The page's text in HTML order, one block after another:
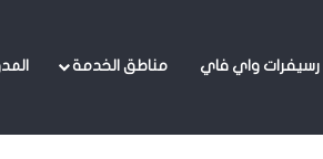
رسيفرات واي فاي مناطق الخدمة